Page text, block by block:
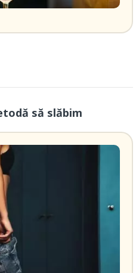
să slăbim